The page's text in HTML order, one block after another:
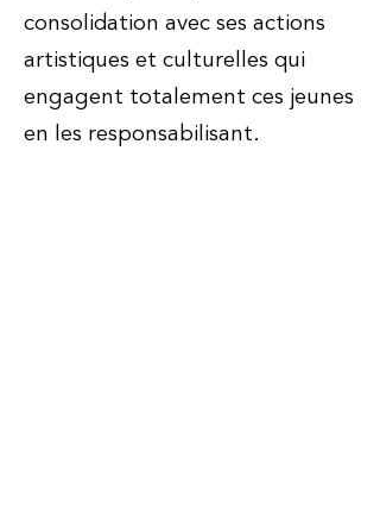
consolidation avec ses actions
artistiques et culturelles qui
engagent totalement ces jeunes
en les responsabilisant.